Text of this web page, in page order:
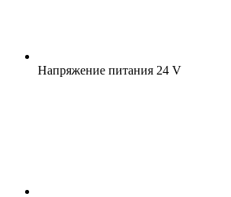
Напряжение питания 24 V